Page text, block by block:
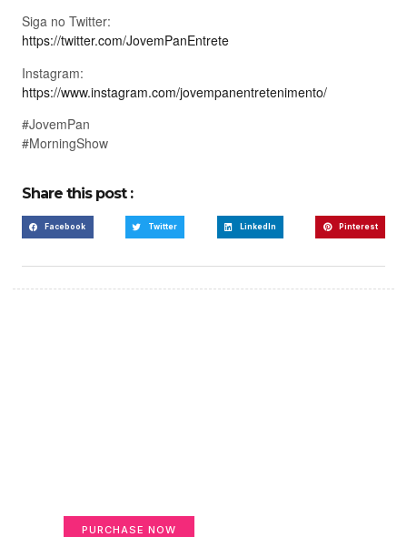
Siga no Twitter:
https://twitter.com/JovemPanEntrete
Instagram:
https://www.instagram.com/jovempanentretenimento/
#JovemPan
#MorningShow
Share this post :
Facebook Twitter LinkedIn Pinterest
PURCHASE NOW